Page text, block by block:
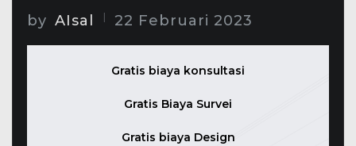
by AIsal 22 Februari 2023
Gratis biaya konsultasi
Gratis Biaya Survei
Gratis biaya Design